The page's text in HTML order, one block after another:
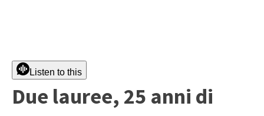
Listen to this
Due lauree, 25 anni di